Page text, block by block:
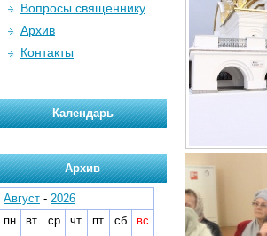
Вопросы священнику
Архив
Контакты
Календарь
Архив
Август - 2026
пн
вт ср чт пт сб
вс